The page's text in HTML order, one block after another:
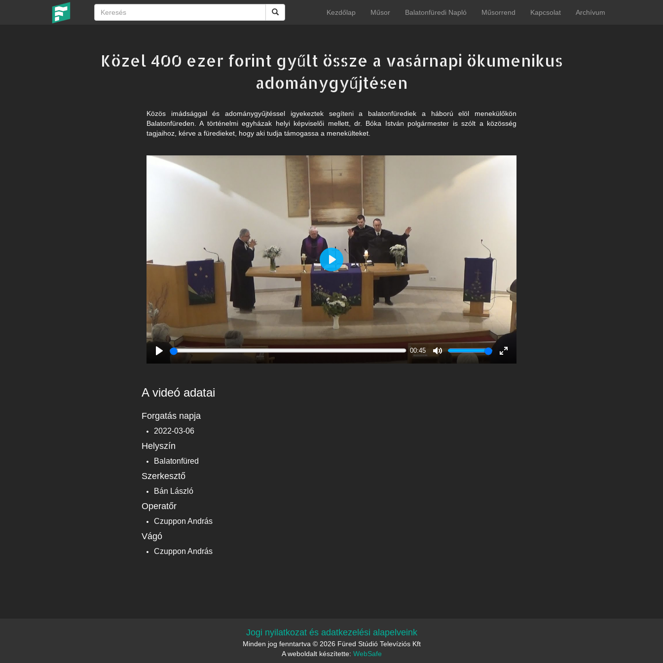
Kezdőlap Műsor Balatonfüredi Napló Műsorrend Kapcsolat Archívum
Közel 400 ezer forint gyűlt össze a vasárnapi ökumenikus
adománygyűjtésen
Közös imádsággal és adománygyűjtéssel igyekeztek segíteni a balatonfürediek a háború elöl menekülőkön
Balatonfüreden. A történelmi egyházak helyi képviselői mellett, dr. Bóka István polgármester is szólt a közösség
tagjaihoz, kérve a füredieket, hogy aki tudja támogassa a menekülteket.
00:45
Play
A videó adatai
Forgatás napja
2022-03-06
Helyszín
Balatonfüred
Szerkesztő
Bán László
Operatőr
Czuppon András
Vágó
Czuppon András
Jogi nyilatkozat és adatkezelési alapelveink
Minden jog fenntartva © 2026 Füred Stúdió Televíziós Kft
A weboldalt készítette: WebSafe